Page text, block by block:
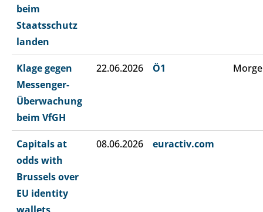
beim
Staatsschutz
landen
Klage gegen
Messenger-
Überwachung
beim VfGH
22.06.2026 Ö1
Capitals at
odds with
Brussels over
EU identity
08.06.2026 euractiv.com